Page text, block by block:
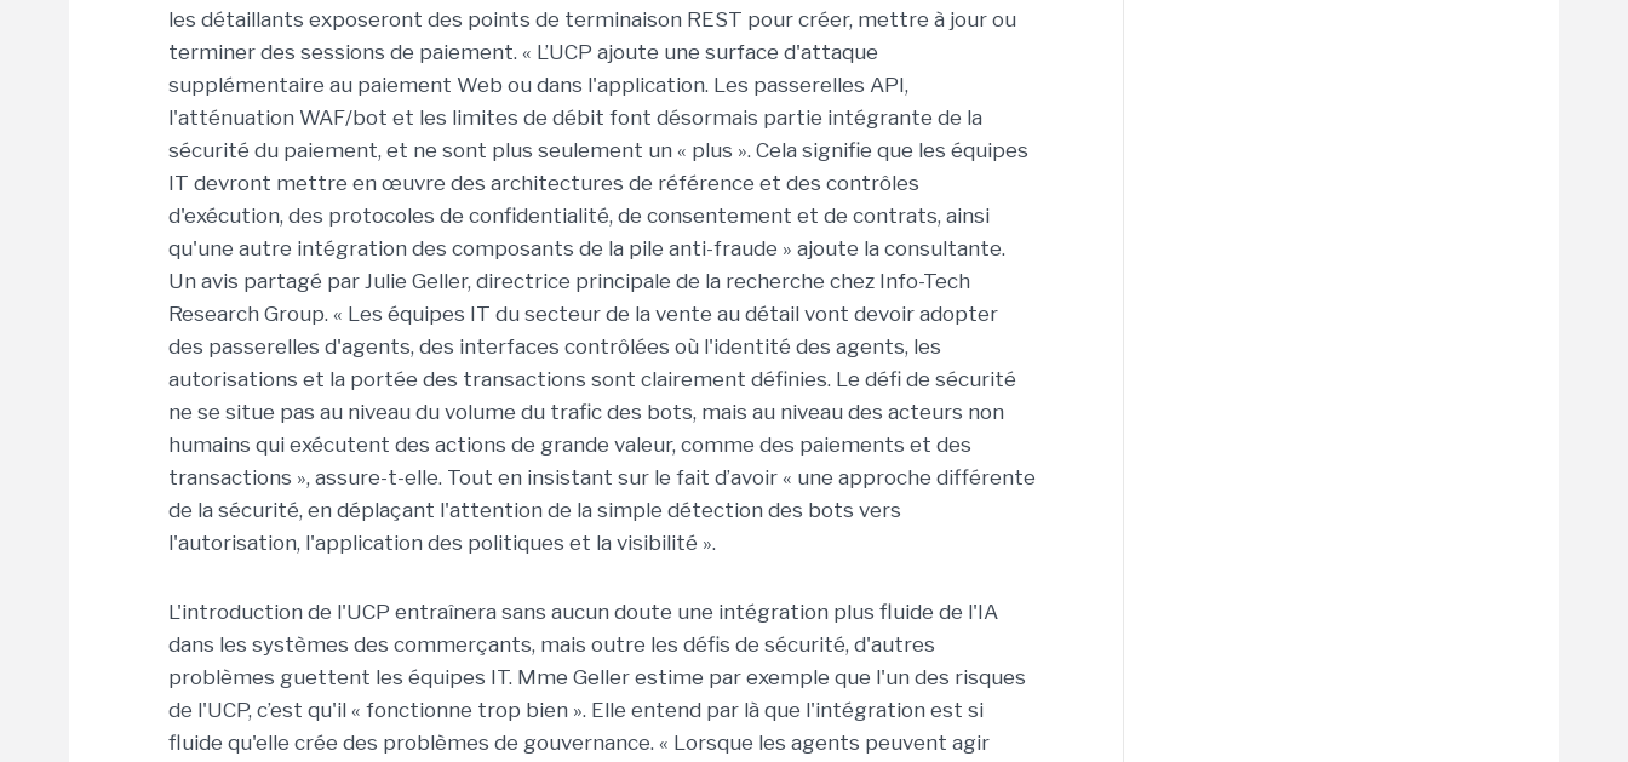
les détaillants exposeront des points de terminaison REST pour créer, mettre à jour ou
terminer des sessions de paiement. « L’UCP ajoute une surface d'attaque
supplémentaire au paiement Web ou dans l'application. Les passerelles API,
l'atténuation WAF/bot et les limites de débit font désormais partie intégrante de la
sécurité du paiement, et ne sont plus seulement un « plus ». Cela signifie que les équipes
IT devront mettre en œuvre des architectures de référence et des contrôles
d'exécution, des protocoles de confidentialité, de consentement et de contrats, ainsi
qu'une autre intégration des composants de la pile anti-fraude » ajoute la consultante.
Un avis partagé par Julie Geller, directrice principale de la recherche chez Info-Tech
Research Group. « Les équipes IT du secteur de la vente au détail vont devoir adopter
des passerelles d'agents, des interfaces contrôlées où l'identité des agents, les
autorisations et la portée des transactions sont clairement définies. Le défi de sécurité
ne se situe pas au niveau du volume du trafic des bots, mais au niveau des acteurs non
humains qui exécutent des actions de grande valeur, comme des paiements et des
transactions », assure-t-elle. Tout en insistant sur le fait d’avoir « une approche différente
de la sécurité, en déplaçant l'attention de la simple détection des bots vers
l'autorisation, l'application des politiques et la visibilité ».
L'introduction de l'UCP entraînera sans aucun doute une intégration plus fluide de l'IA
dans les systèmes des commerçants, mais outre les défis de sécurité, d'autres
problèmes guettent les équipes IT. Mme Geller estime par exemple que l'un des risques
de l'UCP, c’est qu'il « fonctionne trop bien ». Elle entend par là que l'intégration est si
fluide qu'elle crée des problèmes de gouvernance. « Lorsque les agents peuvent agir